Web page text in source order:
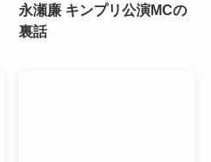
永瀬廉 キンプリ公演MCの
裏話